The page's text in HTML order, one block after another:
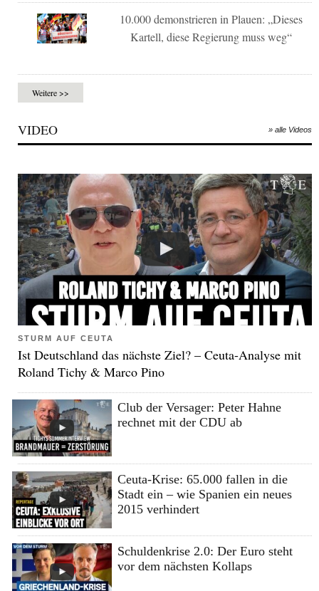
10.000 demonstrieren in Plauen: „Dieses
Kartell, diese Regierung muss weg“
Weitere >>
VIDEO » alle Videos
STURM AUF CEUTA
Ist Deutschland das nächste Ziel? – Ceuta-Analyse mit
Roland Tichy & Marco Pino
Club der Versager: Peter Hahne
rechnet mit der CDU ab
Ceuta-Krise: 65.000 fallen in die
Stadt ein – wie Spanien ein neues
2015 verhindert
Schuldenkrise 2.0: Der Euro steht
vor dem nächsten Kollaps